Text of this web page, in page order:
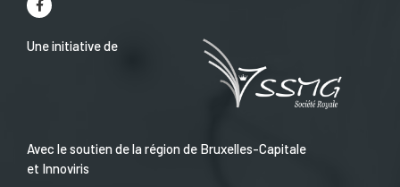
Une initiative de
Avec le soutien de la région de Bruxelles-Capitale
et Innoviris